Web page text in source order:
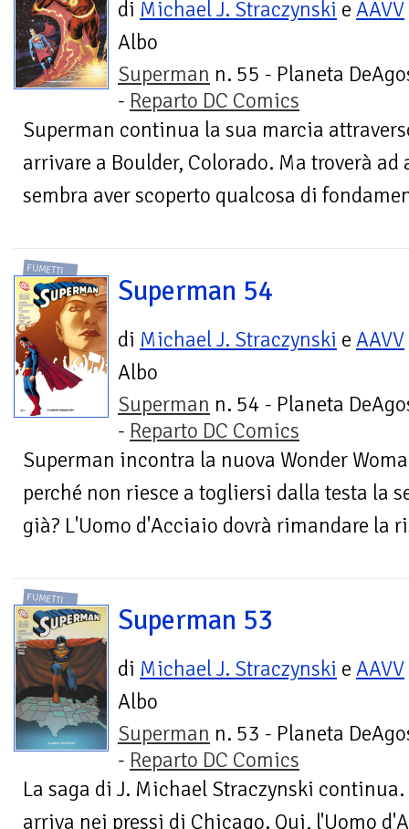
di Michael J. Straczynski e AAVV
Albo
Superman n. 55 - Planeta
- Reparto DC Comics
Superman continua la sua marcia
arrivare a Boulder, Colorado. Ma troverà
sembra aver scoperto qualcosa di
FUMETTI
Superman 54
di Michael J. Straczynski e AAVV
Albo
Superman n. 54 - Planeta
- Reparto DC Comics
Superman incontra la nuova Wonder
perché non riesce a togliersi dalla testa la
già? L'Uomo d'Acciaio dovrà rimandare la
FUMETTI
Superman 53
di Michael J. Straczynski e AAVV
Albo
Superman n. 53 - Planeta
- Reparto DC Comics
La saga di J. Michael Straczynski
arriva nei pressi di Chicago. Qui, l'Uomo